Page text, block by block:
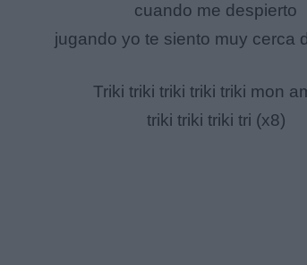
cuando me despierto
jugando yo te siento muy cerca
Triki triki triki triki triki mon
triki triki triki tri (x8)